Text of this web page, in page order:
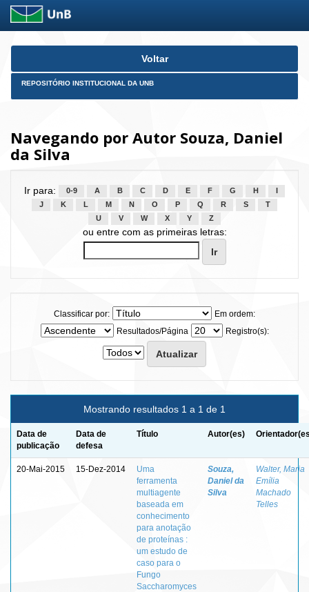
Skip
Voltar
REPOSITÓRIO INSTITUCIONAL DA UNB
Navegando por Autor Souza, Daniel
da Silva
Ir para: 0-9 A B C D E F G H
J
K L M N O P Q R S
T
U
V W X Y Z
ou entre com as primeiras letras:
Classificar por:
Em ordem:
Resultados/Página
Registro(s):
Mostrando resultados 1 a 1 de 1
Data de
publicação
Data de
defesa
Título Autor(es)
20-Mai-2015 15-Dez-2014
Uma
ferramenta
multiagente
baseada em
conhecimento
para anotação
de proteínas :
um estudo de
caso para o
Fungo
Saccharomyces
Souza,
Daniel da
Silva
Walter, Maria
Emília
Machado
Telles